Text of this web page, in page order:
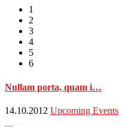
1
2
3
4
5
6
Nullam porta, quam i…
14.10.2012 Upcoming Events